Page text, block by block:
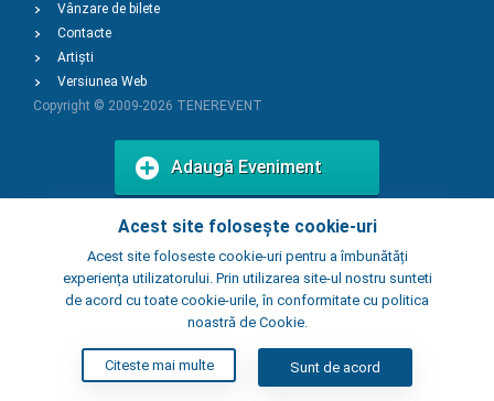
Acest site folosește cookie-uri
Acest site foloseste cookie-uri pentru a îmbunătăți
experiența utilizatorului. Prin utilizarea site-ul nostru sunteti
de acord cu toate cookie-urile, în conformitate cu politica
noastră de Cookie.
Citeste mai multe Sunt de acord
Vânzare de bilete
Contacte
Artiști
Versiunea Web
Copyright © 2009-2026 TENEREVENT
Adaugă Eveniment
Adaugă Local